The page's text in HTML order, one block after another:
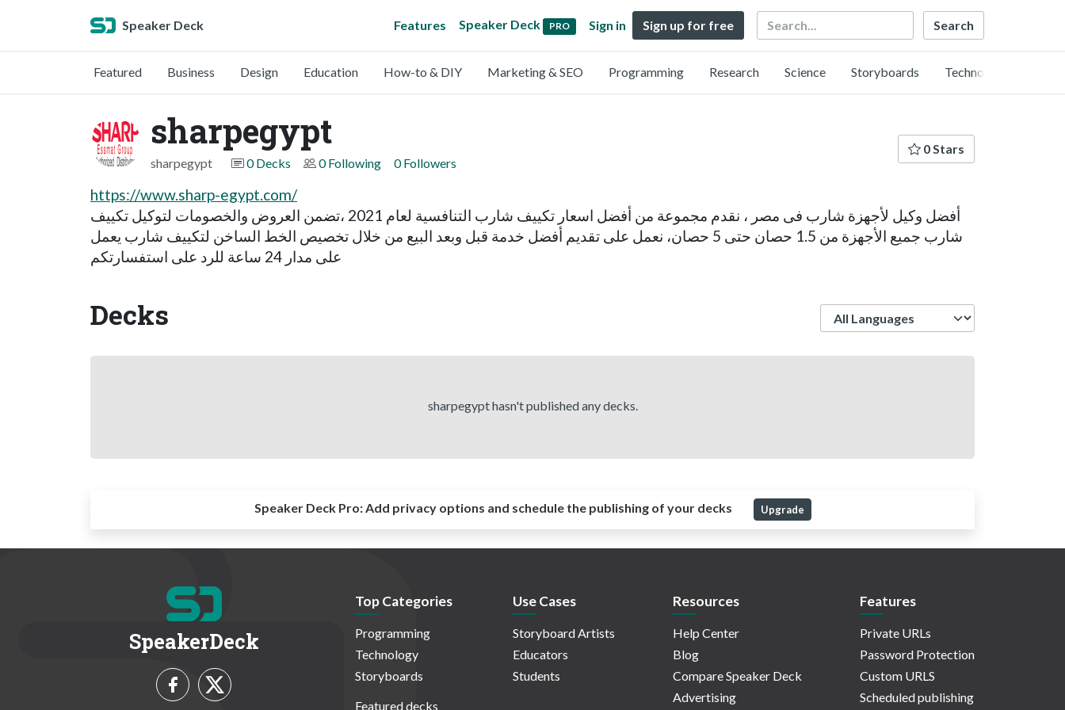
Speaker Deck Features Speaker Deck PRO Sign in Sign up for free Search
Featured Business Design Education How-to & DIY Marketing & SEO Programming Research Science Storyboards Technology
sharpegypt
sharpegypt 0 Decks 0 Following 0 Followers
0 Stars
https://www.sharp-egypt.com/
أفضل وكيل لأجهزة شارب فى مصر ، نقدم مجموعة من أفضل اسعار تكييف شارب التنافسية لعام 2021 ،تضمن العروض والخصومات لتوكيل تكييف
شارب جميع الأجهزة من 1.5 حصان حتى 5 حصان، نعمل على تقديم أفضل خدمة قبل وبعد البيع من خلال تخصيص الخط الساخن لتكييف شارب يعمل
على مدار 24 ساعة للرد على استفسارتكم
Decks
sharpegypt hasn't published any decks.
Speaker Deck Pro:Add privacy options and schedule the publishing of your decks Upgrade
SpeakerDeck
Top Categories
Programming
Technology
Storyboards
Featured decks
Use Cases
Storyboard Artists
Educators
Students
Resources
Help Center
Blog
Compare Speaker Deck
Advertising
Features
Private URLs
Password Protection
Custom URLS
Scheduled publishing